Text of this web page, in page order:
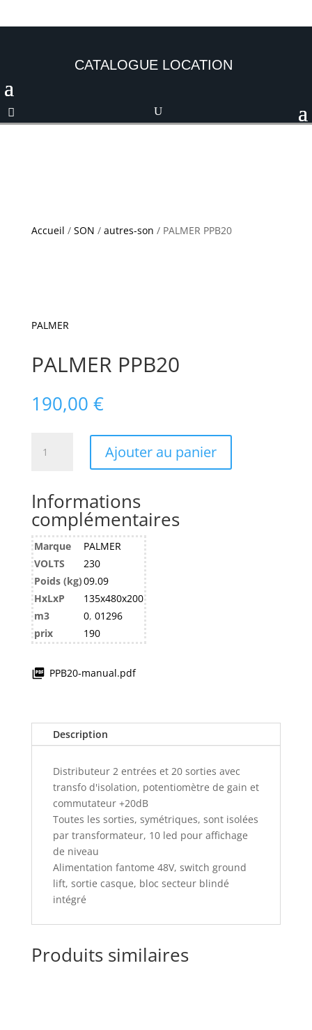
CATALOGUE LOCATION
Accueil / SON / autres-son / PALMER PPB20
PALMER
PALMER PPB20
190,00 €
Ajouter au panier
Informations
complémentaires
Marque
PALMER
VOLTS
230
Poids (kg)09.09
HxLxP
135x480x200
m3
0, 01296
prix
190
PPB20-manual.pdf
Description
Distributeur 2 entrées et 20 sorties avec
transfo d'isolation, potentiomètre de gain et
commutateur +20dB
Toutes les sorties, symétriques, sont isolées
par transformateur, 10 led pour affichage
de niveau
Alimentation fantome 48V, switch ground
lift, sortie casque, bloc secteur blindé
intégré
Produits similaires